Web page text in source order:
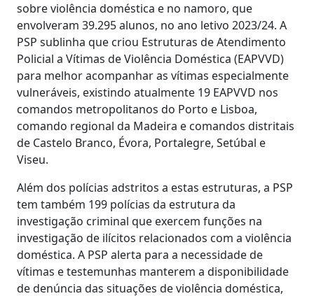
sobre violência doméstica e no namoro, que
envolveram 39.295 alunos, no ano letivo 2023/24. A
PSP sublinha que criou Estruturas de Atendimento
Policial a Vítimas de Violência Doméstica (EAPVVD)
para melhor acompanhar as vítimas especialmente
vulneráveis, existindo atualmente 19 EAPVVD nos
comandos metropolitanos do Porto e Lisboa,
comando regional da Madeira e comandos distritais
de Castelo Branco, Évora, Portalegre, Setúbal e
Viseu.
Além dos polícias adstritos a estas estruturas, a PSP
tem também 199 polícias da estrutura da
investigação criminal que exercem funções na
investigação de ilícitos relacionados com a violência
doméstica. A PSP alerta para a necessidade de
vítimas e testemunhas manterem a disponibilidade
de denúncia das situações de violência doméstica,